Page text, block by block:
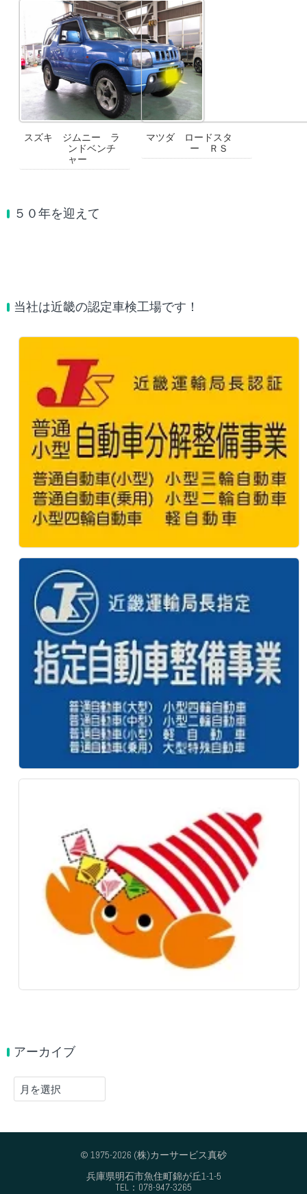
スズキ ジムニー ラ
ンドベンチ
ャー
マツダ ロードスタ
ー ＲＳ
５０年を迎えて
当社は近畿の認定車検工場です！
アーカイブ
ア
ー
イ
© 1975-2026 (株)カーサービス真砂
兵庫県明石市魚住町錦が丘1-1-5
TEL：078-947-3265